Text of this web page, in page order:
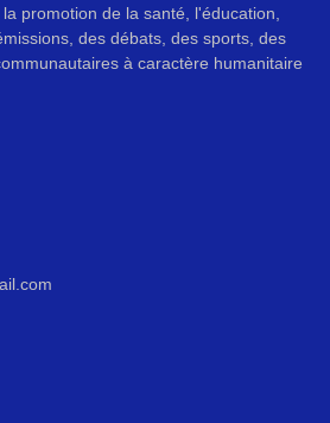
promotion de la santé, l'éducation,
des débats, des sports, des
à caractère humanitaire